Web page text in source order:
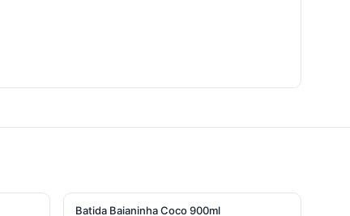
Batida Baianinha Coco 900ml